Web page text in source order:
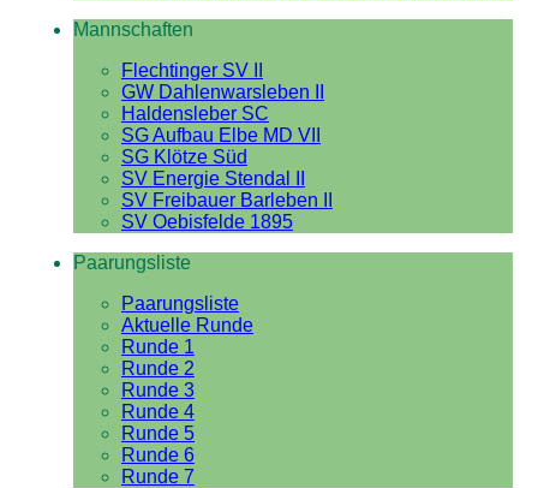
Mannschaften
Flechtinger SV II
GW Dahlenwarsleben II
Haldensleber SC
SG Aufbau Elbe MD VII
SG Klötze Süd
SV Energie Stendal II
SV Freibauer Barleben II
SV Oebisfelde 1895
Paarungsliste
Paarungsliste
Aktuelle Runde
Runde 1
Runde 2
Runde 3
Runde 4
Runde 5
Runde 6
Runde 7